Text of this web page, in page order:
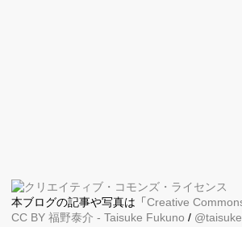
本ブログの記事や写真は「Creative
CC BY 福野泰介 - Taisuke Fukuno /